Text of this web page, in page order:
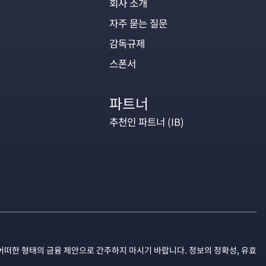
회사 소개
자주 묻는 질문
감독규제
스폰서
파트너
추천인 파트너 (IB)
한 형태의 금융 제안으로 간주하지 마시기 바랍니다. 정보의 정확성, 유효